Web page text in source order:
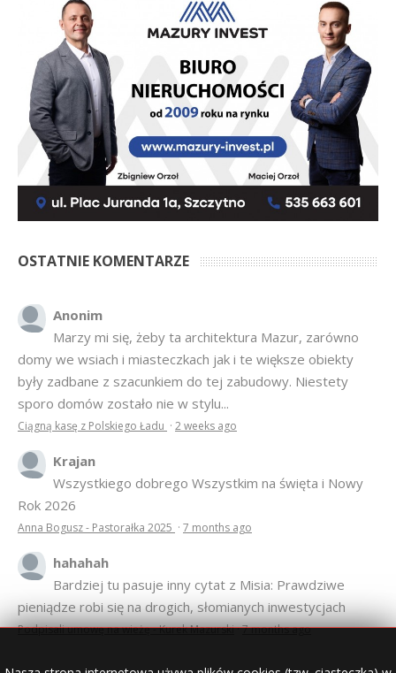
OSTATNIE KOMENTARZE
Anonim
Marzy mi się, żeby ta architektura Mazur, zarówno
domy we wsiach i miasteczkach jak i te większe obiekty
były zadbane z szacunkiem do tej zabudowy. Niestety
sporo domów zostało nie w stylu...
Ciągną kasę z Polskiego Ładu · 2 weeks ago
Krajan
Wszystkiego dobrego Wszystkim na święta i Nowy
Rok 2026
Anna Bogusz - Pastorałka 2025 · 7 months ago
hahahah
Bardziej tu pasuje inny cytat z Misia: Prawdziwe
pieniądze robi się na drogich, słomianych inwestycjach
Podpisali umowę na wieżę - Kurek Mazurski·7 months ago